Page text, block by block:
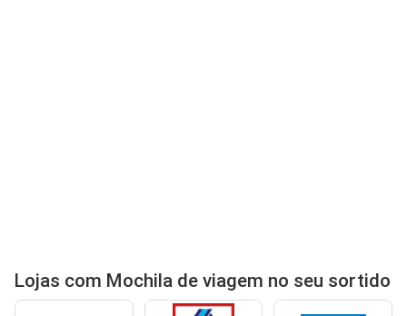
Lojas com Mochila de viagem no seu sortido